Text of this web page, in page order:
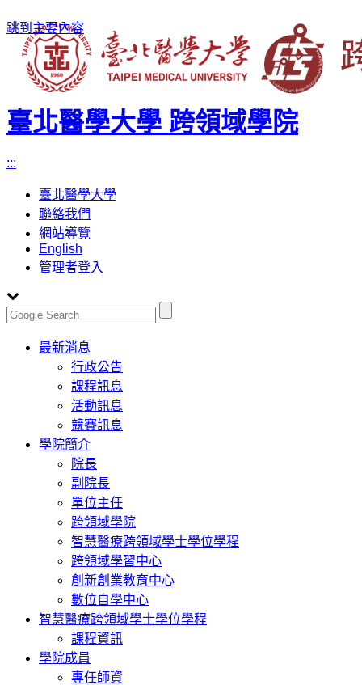
跳到主要內容
臺北醫學大學 跨領域學院
:::
臺北醫學大學
聯絡我們
網站導覽
English
管理者登入
Toggle
navigation
最新消息
行政公告
課程訊息
活動訊息
競賽訊息
學院簡介
院長
副院長
單位主任
跨領域學院
智慧醫療跨領域學士學位學程
跨領域學習中心
創新創業教育中心
數位自學中心
智慧醫療跨領域學士學位學程
課程資訊
學院成員
專任師資